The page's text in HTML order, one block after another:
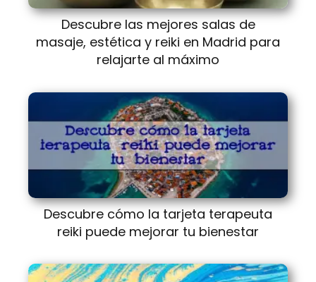
Descubre las mejores salas de
masaje, estética y reiki en Madrid para
relajarte al máximo
Descubre cómo la tarjeta terapeuta
reiki puede mejorar tu bienestar